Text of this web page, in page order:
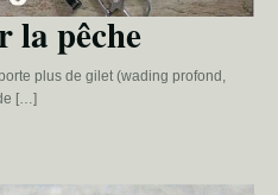
la pêche
plus de gilet (wading profond,
[…]